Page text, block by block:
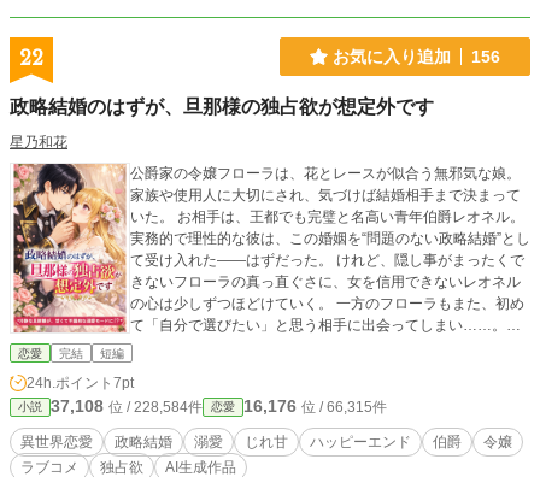
22 お気に入り追加 156
政略結婚のはずが、旦那様の独占欲が想定外です
星乃和花
公爵家の令嬢フローラは、花とレースが似合う無邪気な娘。
家族や使用人に大切にされ、気づけば結婚相手まで決まって
いた。 お相手は、王都でも完璧と名高い青年伯爵レオネル。
実務的で理性的な彼は、この婚姻を“問題のない政略結婚”とし
て受け入れた――はずだった。 けれど、隠し事がまったくで
きないフローラの真っ直ぐさに、女を信用できないレオネル
の心は少しずつほどけていく。 一方のフローラもまた、初め
て「自分で選びたい」と思う相手に出会ってしまい……。
「問題ない」から始まったはずの結婚は、 やがて「君でよか
甘くて可愛い、政略結婚ラブコメディ。 ――政略結婚です
が、好きになってもよろしいですか？ ♢こんな“好き“をお持
ちの方へ 政略結婚から本物の恋になるお話が好きな方 理性的
なヒーローの独占欲がじわじわ強くなる展開が好きな方 新婚
恋愛 完結 短編
24h.ポイント 7pt
小説 37,108 位 / 228,584件 恋愛 16,176 位 / 66,315件
異世界恋愛 政略結婚 溺愛 じれ甘 ハッピーエンド 伯爵
令嬢
ラブコメ
独占欲 AI生成作品